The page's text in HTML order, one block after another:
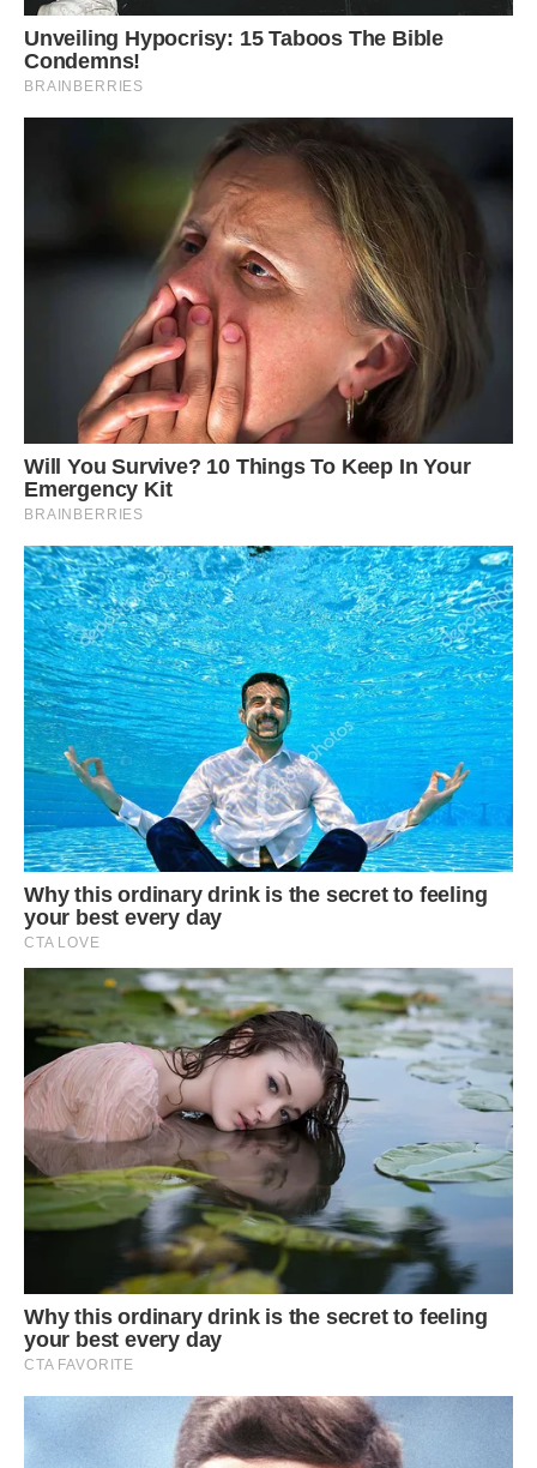
квітник наступного року. Для цього потрібно зайнятися
посадкою нових багаторічників.
пересадити ті, що занадто розрослися.
Потрібно не забувати, що перед тим як купувати
цибулини нових рослин, слід спочатку підготувати ґрунт.
Багато людей нехтують цим правилом, внаслідок чого
наступного року багато рослин не проростають через
занадто пізню посадку.
Квіти в кінці серпня починають накопичення поживних
речовин на зиму, тому обов’язково потрібно
використовувати підгодівлі мінеральними солями.
Полив варто зменшити, оскільки рослинам до кінця літа
стає менше необхідна вода. Квіти в цей час не
потребують притінення через те, що освітленість в серпні
зменшується.
У рослин слід прищіпнути верхівки. Також потрібно
прибрати пагони, які пересохли і повикривлялися. Якщо це
зробити вчасно, то до кінця осені стебла рослин значно
зміцняться.
Багаторічники
У серпні можна зайнятися пересадкою і діленням кущів.
Частіше (кожні 2-3 роки) розсаджують багаторічні айстри,
королицю, рудбекію, астильбу.